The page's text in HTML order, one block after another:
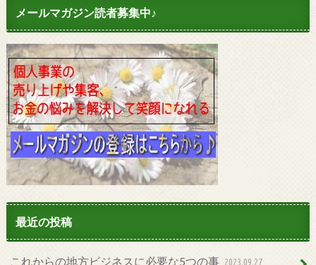
メールマガジン読者募集中♪
最近の投稿
これからの地方ビジネスに必要な5つの事 2023.09.27